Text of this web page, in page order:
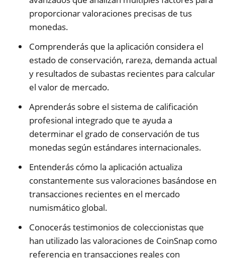
proporcionar valoraciones precisas de tus
monedas.
Comprenderás que la aplicación considera el
estado de conservación, rareza, demanda actual
y resultados de subastas recientes para calcular
el valor de mercado.
Aprenderás sobre el sistema de calificación
profesional integrado que te ayuda a
determinar el grado de conservación de tus
monedas según estándares internacionales.
Entenderás cómo la aplicación actualiza
constantemente sus valoraciones basándose en
transacciones recientes en el mercado
numismático global.
Conocerás testimonios de coleccionistas que
han utilizado las valoraciones de CoinSnap como
referencia en transacciones reales con